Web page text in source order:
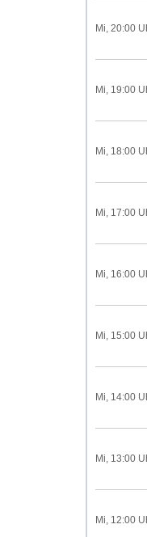
Mi, 20:00
Mi, 19:00
Mi, 18:00
Mi, 17:00
Mi, 16:00
Mi, 15:00
Mi, 14:00
Mi, 13:00
Mi, 12:00